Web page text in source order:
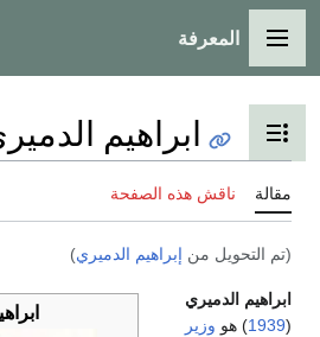
القائمة الرئيسية
المعرفة
تبديل عرض جدول المحتويات
ابراهيم
مقالة ناقش هذه الصفحة
(تم التحويل من إبراهيم الدميري)
ابراهيم الدميري
(
1939) هو وزير